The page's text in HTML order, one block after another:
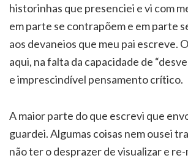
historinhas que presenciei e vi com
em parte se contrapõem e em parte
aos devaneios que meu pai escreve.
aqui, na falta da capacidade de
e imprescindível pensamento crítico.
A maior parte do que escrevi que
guardei. Algumas coisas nem ousei
não ter o desprazer de visualizar e